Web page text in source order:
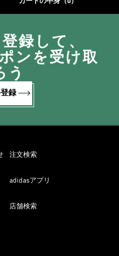
登録して、
ポンを受け取
う
録
注文検索
adidasアプリ
店舗検索